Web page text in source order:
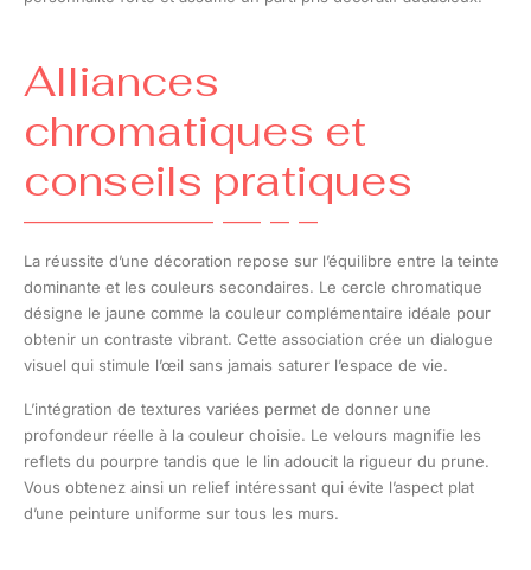
Alliances
chromatiques et
conseils pratiques
La réussite d’une décoration repose sur l’équilibre entre la teinte
dominante et les couleurs secondaires. Le cercle chromatique
désigne le jaune comme la couleur complémentaire idéale pour
obtenir un contraste vibrant. Cette association crée un dialogue
visuel qui stimule l’œil sans jamais saturer l’espace de vie.
L’intégration de textures variées permet de donner une
profondeur réelle à la couleur choisie. Le velours magnifie les
reflets du pourpre tandis que le lin adoucit la rigueur du prune.
Vous obtenez ainsi un relief intéressant qui évite l’aspect plat
d’une peinture uniforme sur tous les murs.